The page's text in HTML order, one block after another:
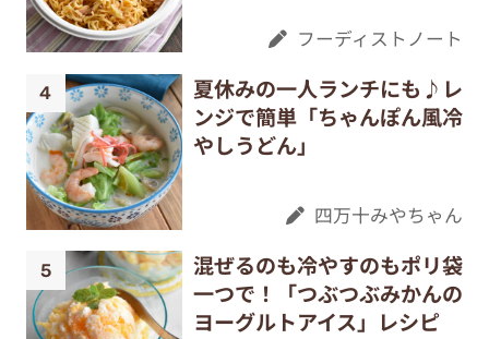
フーディストノート
夏休みの一人ランチにも♪レ
ンジで簡単「ちゃんぽん風冷
やしうどん」
四万十みやちゃん
混ぜるのも冷やすのもポリ袋
一つで！「つぶつぶみかんの
ヨーグルトアイス」レシピ